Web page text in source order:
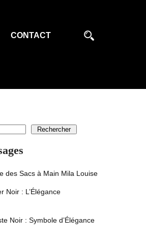
CONTACT
Rechercher
des Sacs à Main Mila Louise
Noir : L’Élégance
Noir : Symbole d’Élégance